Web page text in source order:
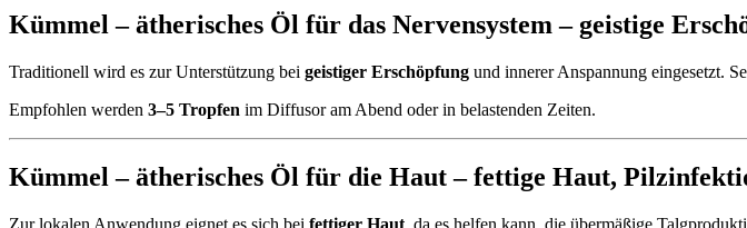
Kümmel – ätherisches Öl für das Nervensystem – geistige
Traditionell wird es zur Unterstützung bei geistiger Erschöpfung und innerer Anspannung eingesetzt.
Empfohlen werden 3–5 Tropfen im Diffusor am Abend oder in belastenden Zeiten.
Kümmel – ätherisches Öl für die Haut –fettige Haut,
Zur lokalen Anwendung eignet es sich bei fettiger Haut , da es helfen kann, die übermäßige